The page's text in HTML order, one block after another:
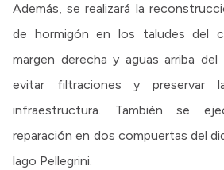
Además, se realizará la
de hormigón en los taludes del
margen derecha y aguas arriba
evitar filtraciones y preservar
infraestructura. También se
reparación en dos compuertas del
lago Pellegrini.